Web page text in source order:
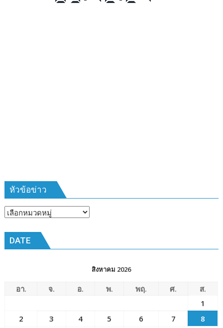
๒๕๖๙
หัวข้อข่าว
หัวข้อ
DATE
สิงหาคม 2026
อา. จ. อ. พ. พฤ. ศ.
ส.
1
2
3 4 5 6 7
8